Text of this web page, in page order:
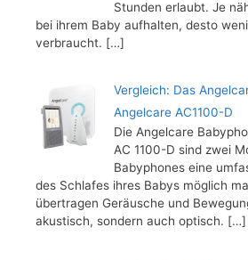
Stunden erlaubt. Je
bei ihrem Baby aufhalten, desto
verbraucht. […]
Vergleich: Das
Angelcare AC1100-D
Die Angelcare
AC 1100-D sind zwei
Babyphones eine
des Schlafes ihres Babys möglich
übertragen Geräusche und
akustisch, sondern auch optisch. […]